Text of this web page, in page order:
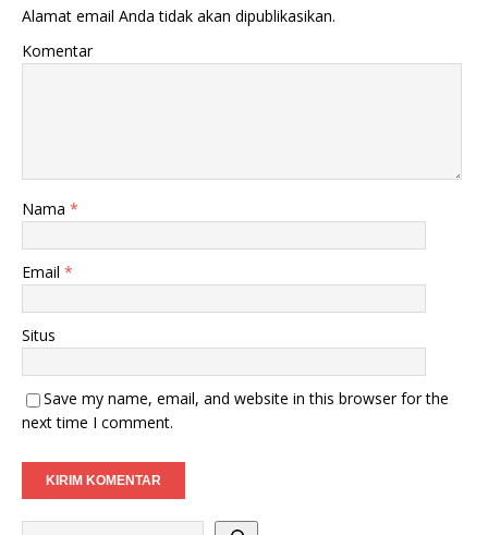
Alamat email Anda tidak akan dipublikasikan.
Komentar
Nama *
Email *
Situs
Save my name, email, and website in this browser for the
next time I comment.